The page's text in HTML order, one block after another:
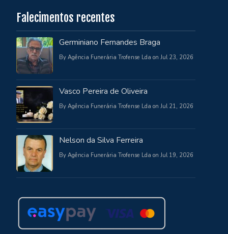
Falecimentos recentes
Germiniano Fernandes Braga
By Agência Funerária Trofense Lda on Jul 23, 2026
Vasco Pereira de Oliveira
By Agência Funerária Trofense Lda on Jul 21, 2026
Nelson da Silva Ferreira
By Agência Funerária Trofense Lda on Jul 19, 2026